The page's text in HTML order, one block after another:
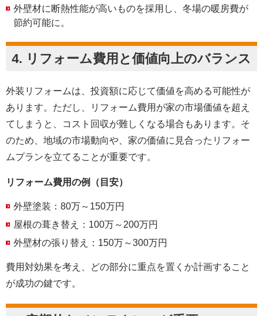
外壁材に断熱性能が高いものを採用し、冬場の暖房費が
節約可能に。
4. リフォーム費用と価値向上のバランス
外装リフォームは、投資額に応じて価値を高める可能性が
あります。ただし、リフォーム費用が家の市場価値を超え
てしまうと、コスト回収が難しくなる場合もあります。そ
のため、地域の市場動向や、家の価値に見合ったリフォー
ムプランを立てることが重要です。
リフォーム費用の例（目安）
外壁塗装：80万～150万円
屋根の葺き替え：100万～200万円
外壁材の張り替え：150万～300万円
費用対効果を考え、どの部分に重点を置くか計画すること
が成功の鍵です。